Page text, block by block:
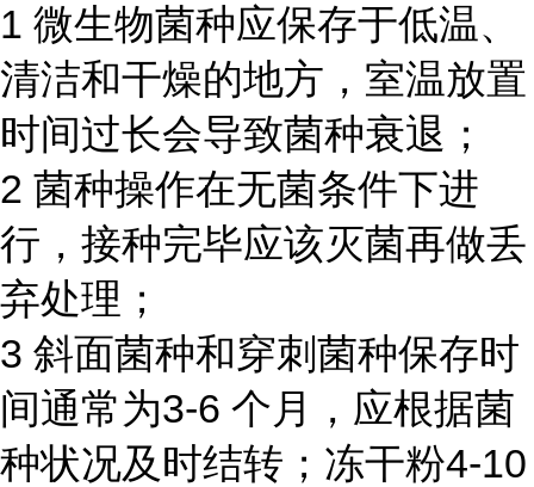
1 微生物菌种应保存于低温、
清洁和干燥的地方，室温放置
时间过长会导致菌种衰退；
2 菌种操作在无菌条件下进
行，接种完毕应该灭菌再做丢
弃处理；
3 斜面菌种和穿刺菌种保存时
间通常为3-6 个月，应根据菌
种状况及时结转；冻干粉4-10